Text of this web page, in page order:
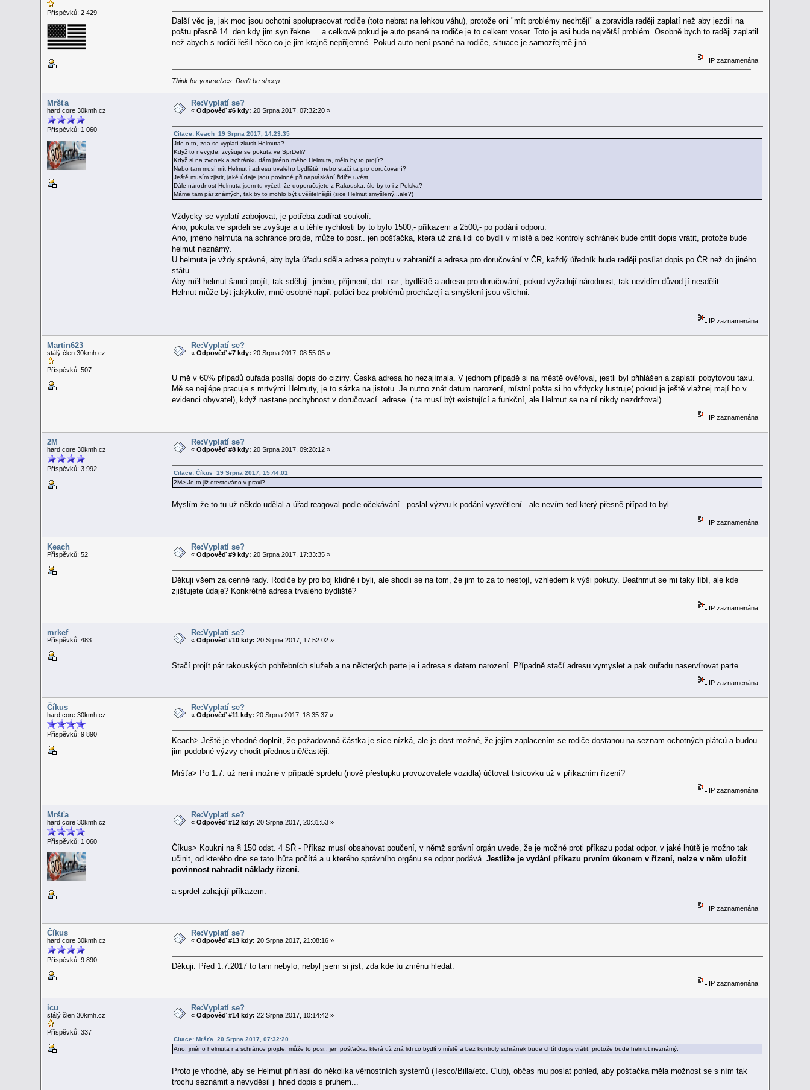
Příspěvků: 2 429
Další věc je, jak moc jsou ochotni spolupracovat rodiče (toto nebrat na lehkou váhu), protože oni "mít problémy nechtějí" a zpravidla raději zaplatí než aby jezdili na
poštu přesně 14. den kdy jim syn řekne ... a celkově pokud je auto psané na rodiče je to celkem voser. Toto je asi bude největší problém. Osobně bych to raději zaplatil
než abych s rodiči řešil něco co je jim krajně nepříjemné. Pokud auto není psané na rodiče, situace je samozřejmě jiná.
IP zaznamenána
Think for yourselves. Don't be sheep.
Mršťa
hard core 30kmh.cz
Příspěvků: 1 060
Re:Vyplatí se?
«Odpověď #6 kdy: 20 Srpna 2017, 07:32:20 »
Citace: Keach 19 Srpna 2017, 14:23:35
Jde o to, zda se vyplatí zkusit Helmuta?
Když to nevyjde, zvyšuje se pokuta ve SprDeli?
Když si na zvonek a schránku dám jméno mého Helmuta, mělo by to projít?
Nebo tam musí mít Helmut i adresu trvalého bydliště, nebo stačí ta pro doručování?
Ještě musím zjistit, jaké údaje jsou povinné při napráskání řidiče uvést.
Dále národnost Helmuta jsem tu vyčetl, že doporučujete z Rakouska, šlo by to i z Polska?
Máme tam pár známých, tak by to mohlo být uvěřitelnější (sice Helmut smyšlený...ale?)
Vždycky se vyplatí zabojovat, je potřeba zadírat soukolí.
Ano, pokuta ve sprdeli se zvyšuje a u téhle rychlosti by to bylo 1500,- příkazem a 2500,- po podání odporu.
Ano, jméno helmuta na schránce projde, může to posr.. jen pošťačka, která už zná lidi co bydlí v místě a bez kontroly schránek bude chtít dopis vrátit, protože bude
helmut neznámý.
U helmuta je vždy správné, aby byla úřadu sděla adresa pobytu v zahraničí a adresa pro doručování v ČR, každý úředník bude raději posílat dopis po ČR než do jiného
státu.
Aby měl helmut šanci projít, tak sděluji: jméno, příjmení, dat. nar., bydliště a adresu pro doručování, pokud vyžadují národnost, tak nevidím důvod jí nesdělit.
Helmut může být jakýkoliv, mně osobně např. poláci bez problémů procházejí a smyšlení jsou všichni.
IP zaznamenána
Martin623
stálý člen 30kmh.cz
Příspěvků: 507
Re:Vyplatí se?
«Odpověď #7 kdy: 20 Srpna 2017, 08:55:05 »
U mě v 60% případů ouřada posílal dopis do ciziny. Česká adresa ho nezajímala. V jednom případě si na městě ověřoval, jestli byl přihlášen a zaplatil pobytovou taxu.
Mě se nejlépe pracuje s mrtvými Helmuty, je to sázka na jistotu. Je nutno znát datum narození, místní pošta si ho vždycky lustruje( pokud je ještě vlažnej mají ho v
evidenci obyvatel), když nastane pochybnost v doručovací adrese. ( ta musí být existující a funkční, ale Helmut se na ní nikdy nezdržoval)
IP zaznamenána
2M
hard core 30kmh.cz
Příspěvků: 3 992
Re:Vyplatí se?
«Odpověď #8 kdy: 20 Srpna 2017, 09:28:12 »
Citace: Číkus 19 Srpna 2017, 15:44:01
2M> Je to již otestováno v praxi?
Myslím že to tu už někdo udělal a úřad reagoval podle očekávání.. poslal výzvu k podání vysvětlení.. ale nevím teď který přesně případ to byl.
IP zaznamenána
Keach
Příspěvků: 52
Re:Vyplatí se?
«Odpověď #9 kdy: 20 Srpna 2017, 17:33:35 »
Děkuji všem za cenné rady. Rodiče by pro boj klidně i byli, ale shodli se na tom, že jim to za to nestojí, vzhledem k výši pokuty. Deathmut se mi taky líbí, ale kde
zjištujete údaje? Konkrétně adresa trvalého bydliště?
IP zaznamenána
mrkef
Příspěvků: 483
Re:Vyplatí se?
«Odpověď #10 kdy: 20 Srpna 2017, 17:52:02 »
Stačí projít pár rakouských pohřebních služeb a na některých parte je i adresa s datem narození. Případně stačí adresu vymyslet a pak ouřadu naservírovat parte.
IP zaznamenána
Číkus
hard core 30kmh.cz
Příspěvků: 9 890
Re:Vyplatí se?
«Odpověď #11 kdy: 20 Srpna 2017, 18:35:37 »
Keach> Ještě je vhodné doplnit, že požadovaná částka je sice nízká, ale je dost možné, že jejím zaplacením se rodiče dostanou na seznam ochotných plátců a budou
jim podobné výzvy chodit přednostně/častěji.
Mršťa> Po 1.7. už není možné v případě sprdelu (nově přestupku provozovatele vozidla) účtovat tisícovku už v příkazním řízení?
IP zaznamenána
Mršťa
hard core 30kmh.cz
Příspěvků: 1 060
Re:Vyplatí se?
«Odpověď #12 kdy: 20 Srpna 2017, 20:31:53 »
Číkus> Koukni na § 150 odst. 4 SŘ - Příkaz musí obsahovat poučení, v němž správní orgán uvede, že je možné proti příkazu podat odpor, v jaké lhůtě je možno tak
učinit, od kterého dne se tato lhůta počítá a u kterého správního orgánu se odpor podává. Jestliže je vydání příkazu prvním úkonem v řízení, nelze v něm uložit
povinnost nahradit náklady řízení.
a sprdel zahajují příkazem.
IP zaznamenána
Číkus
hard core 30kmh.cz
Příspěvků: 9 890
Re:Vyplatí se?
«Odpověď #13 kdy: 20 Srpna 2017, 21:08:16 »
Děkuji. Před 1.7.2017 to tam nebylo, nebyl jsem si jist, zda kde tu změnu hledat.
IP zaznamenána
icu
stálý člen 30kmh.cz
Příspěvků: 337
Re:Vyplatí se?
«Odpověď #14 kdy: 22 Srpna 2017, 10:14:42 »
Citace: Mršťa 20 Srpna 2017, 07:32:20
Ano, jméno helmuta na schránce projde, může to posr.. jen pošťačka, která už zná lidi co bydlí v místě a bez kontroly schránek bude chtít dopis vrátit, protože bude helmut neznámý.
Proto je vhodné, aby se Helmut přihlásil do několika věrnostních systémů (Tesco/Billa/etc. Club), občas mu poslat pohled, aby pošťačka měla možnost se s ním tak
trochu seznámit a nevyděsil ji hned dopis s pruhem...